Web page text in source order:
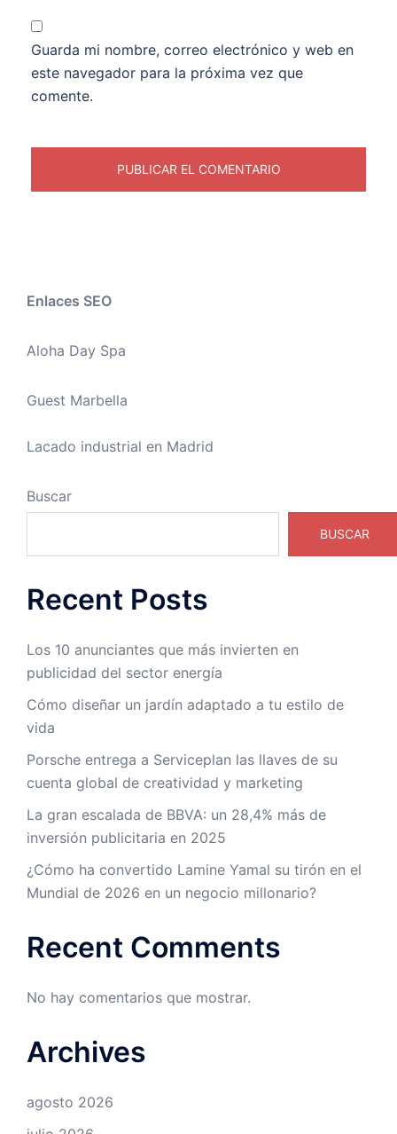
Guarda mi nombre, correo electrónico y web en
este navegador para la próxima vez que
comente.
Enlaces SEO
Aloha Day Spa
Guest Marbella
Lacado industrial en Madrid
Buscar
BUSCAR
Recent Posts
Los 10 anunciantes que más invierten en
publicidad del sector energía
Cómo diseñar un jardín adaptado a tu estilo de
vida
Porsche entrega a Serviceplan las llaves de su
cuenta global de creatividad y marketing
La gran escalada de BBVA: un 28,4% más de
inversión publicitaria en 2025
¿Cómo ha convertido Lamine Yamal su tirón en el
Mundial de 2026 en un negocio millonario?
Recent Comments
No hay comentarios que mostrar.
Archives
agosto 2026